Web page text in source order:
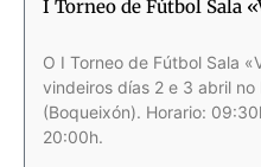
I Torneo de Fútbol Sala
O I Torneo de Fútbol Sala
vindeiros días 2 e 3 abril
(Boqueixón). Horario:
20:00h.